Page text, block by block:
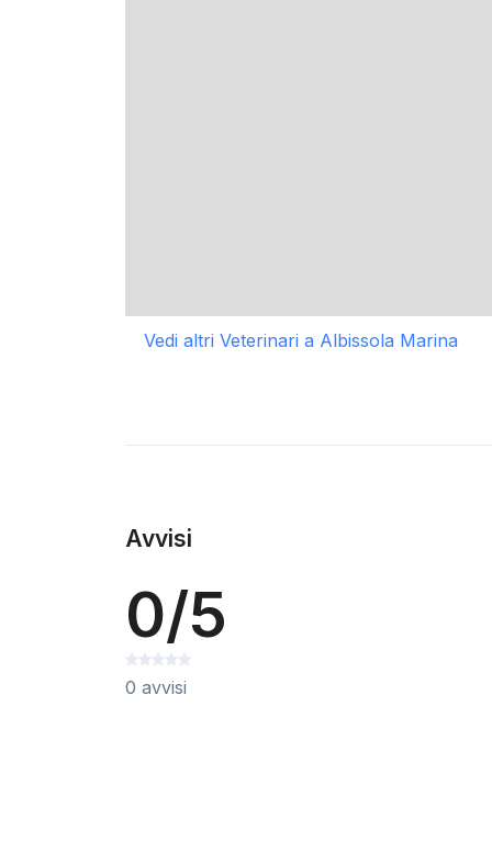
Vedi altri Veterinari a Albissola Marina
Avvisi
0/5
0 avvisi